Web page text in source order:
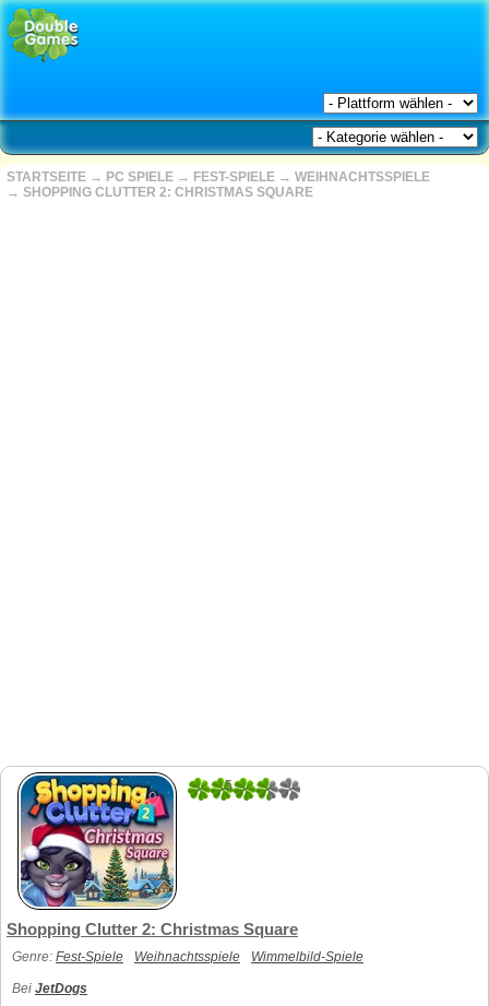
STARTSEITE → PC SPIELE → FEST-SPIELE → WEIHNACHTSSPIELE
→ SHOPPING CLUTTER 2: CHRISTMAS SQUARE
5
Shopping Clutter 2: Christmas Square
Genre: Fest-Spiele Weihnachtsspiele Wimmelbild-Spiele
Bei JetDogs